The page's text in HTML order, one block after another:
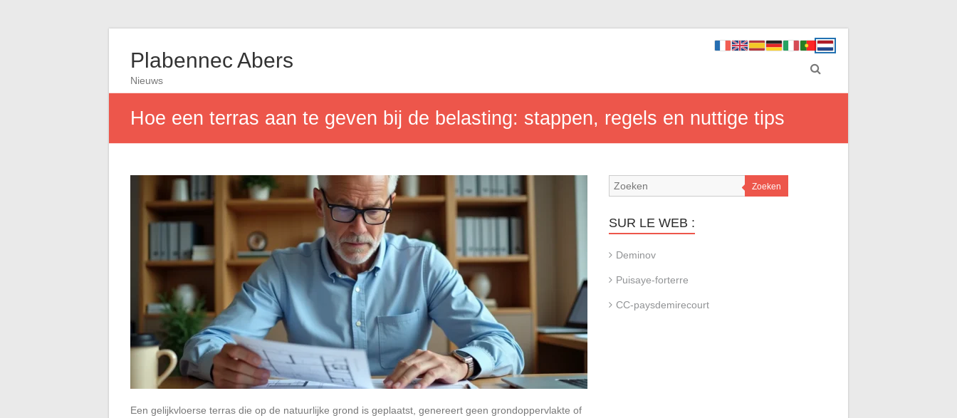
Plabennec Abers
Nieuws
Hoe een terras aan te geven bij de belasting: stappen, regels en nuttige tips
Een gelijkvloerse terras die op de natuurlijke grond is geplaatst, genereert geen grondoppervlakte of
Zoeken
SUR LE WEB :
Deminov
Puisaye-forterre
CC-paysdemirecourt